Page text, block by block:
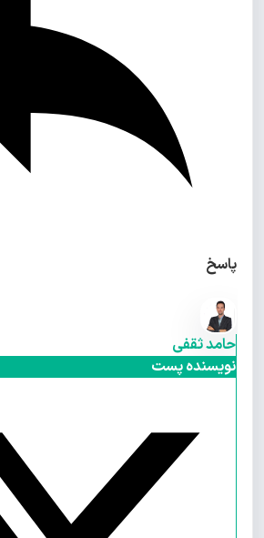
پاسخ
حامد ثقفی
نویسنده پست
Privacy Policy